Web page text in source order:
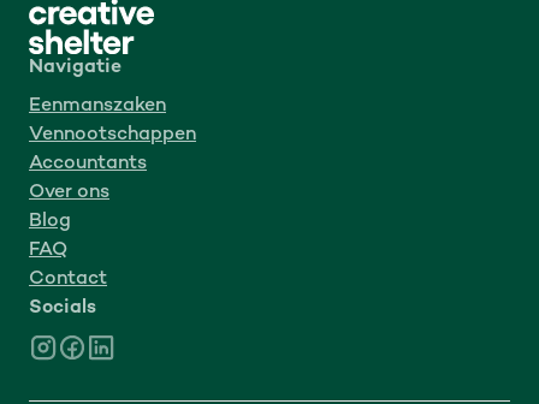
Navigatie
Eenmanszaken
Vennootschappen
Accountants
Over ons
Blog
FAQ
Contact
Socials